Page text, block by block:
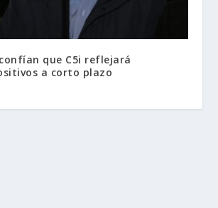
que C5i reflejará
a corto plazo